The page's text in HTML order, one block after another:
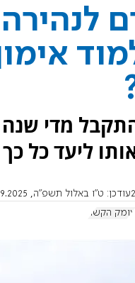
מדי שנה
ליעד כל
עודכן: ט"ו באלול תשפ"ה, 8.9.2025, 15:27:07
עומק הקשר